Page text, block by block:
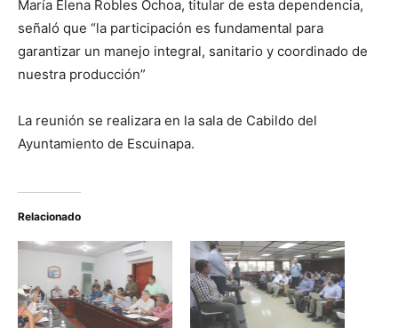
María Elena Robles Ochoa, titular de esta dependencia,
señaló que “la participación es fundamental para
garantizar un manejo integral, sanitario y coordinado de
nuestra producción”
La reunión se realizara en la sala de Cabildo del
Ayuntamiento de Escuinapa.
Relacionado